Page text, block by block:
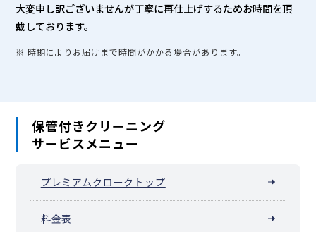
大変申し訳ございませんが丁寧に再仕上げするためお時間を頂
戴しております。
※ 時期によりお届けまで時間がかかる場合があります。
保管付きクリーニング
サービスメニュー
プレミアムクロークトップ
料金表